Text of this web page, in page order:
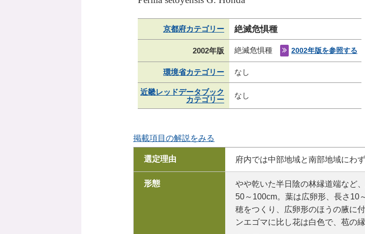
京都府カテゴリー 絶滅危惧種
2002年版 絶滅危惧種 2002年版を参照する
環境省カテゴリー なし
近畿レッドデータブック
カテゴリー
なし
掲載項目の解説をみる
選定理由 府内では中部地域と南部地域にわ
形態
やや乾いた半日陰の林縁道端など
50～100cm。葉は広卵形、長さ10
穂をつくり、広卵形のほうの腋に
ンエゴマに比し花は白色で、苞の